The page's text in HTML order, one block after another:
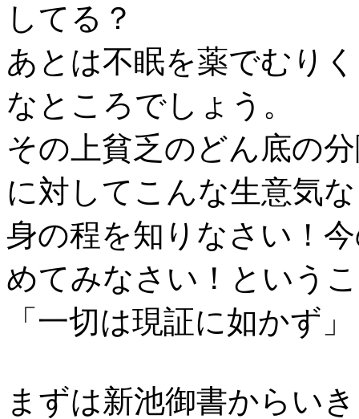
してる？
あとは不眠を薬でむり
なところでしょう。
その上貧乏のどん底の
に対してこんな生意気
身の程を知りなさい！
めてみなさい！という
「一切は現証に如かず」
まずは新池御書からい